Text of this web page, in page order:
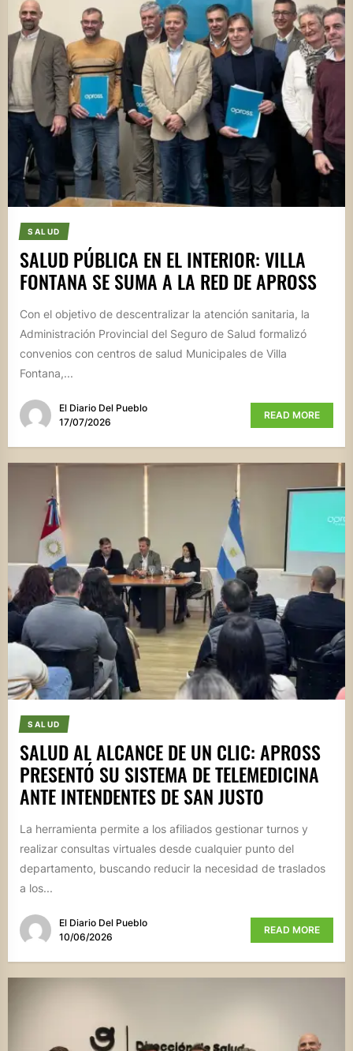
SALUD
SALUD PÚBLICA EN EL INTERIOR: VILLA
FONTANA SE SUMA A LA RED DE APROSS
Con el objetivo de descentralizar la atención sanitaria, la
Administración Provincial del Seguro de Salud formalizó
convenios con centros de salud Municipales de Villa
Fontana,...
El Diario Del Pueblo
17/07/2026
READ MORE
SALUD
SALUD AL ALCANCE DE UN CLIC: APROSS
PRESENTÓ SU SISTEMA DE TELEMEDICINA
ANTE INTENDENTES DE SAN JUSTO
La herramienta permite a los afiliados gestionar turnos y
realizar consultas virtuales desde cualquier punto del
departamento, buscando reducir la necesidad de traslados
a los...
El Diario Del Pueblo
10/06/2026
READ MORE